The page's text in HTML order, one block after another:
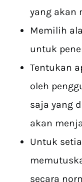
yang akan
Memilih
untuk
Tentukan
oleh
saja yang
akan
Untuk
secara